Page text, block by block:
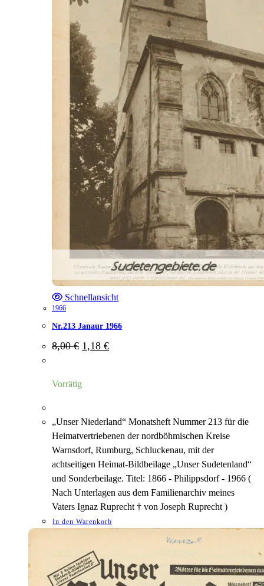
Schnellansicht
1966
Nr.213 Janaur 1966
8,00€ Ursprünglicher
Preis
1,18 €Aktueller
Preis
Vorrätig
„Unser Niederland“ Monatsheft Nummer 213 für die
Heimatvertriebenen der nordböhmischen Kreise
Warnsdorf, Rumburg, Schluckenau, mit der
achtseitigen Heimat-Bildbeilage „Unser Sudetenland“
und Sonderbeilage. Titel: 1866 - Philippsdorf - 1966 (
Nach Unterlagen aus dem Familienarchiv meines
Vaters Ignaz Ruprecht † von Joseph Ruprecht )
In den Warenkorb